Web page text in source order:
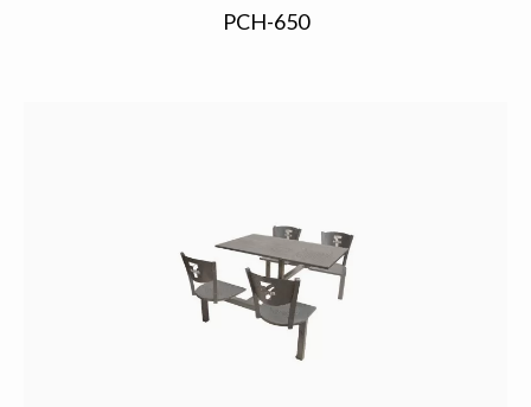
PCH-650